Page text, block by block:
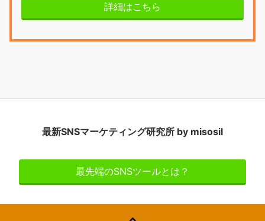
詳細はこちら
最新SNSマーケティング研究所 by misosil
最先端のSNSツールとは？